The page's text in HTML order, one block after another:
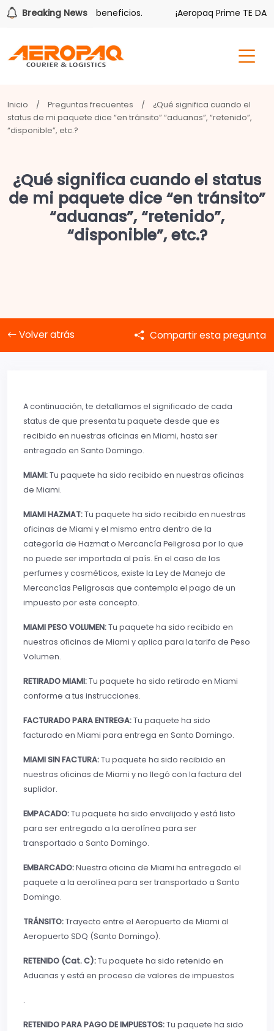
Breaking News
también tiene sus beneficios. ¡Aeropaq Prime TE DA
Inicio / Preguntas frecuentes /
¿Qué significa cuando el
status de mi paquete dice “en tránsito” “aduanas”, “retenido”,
“disponible”, etc.?
¿Qué significa cuando el status
de mi paquete dice “en tránsito”
“aduanas”, “retenido”,
“disponible”, etc.?
Volver atrás Compartir esta pregunta
A continuación, te detallamos el significado de cada
status de que presenta tu paquete desde que es
recibido en nuestras oficinas en Miami, hasta ser
entregado en Santo Domingo.
MIAMI:Tu paquete ha sido recibido en nuestras oficinas
de Miami.
MIAMI HAZMAT:Tu paquete ha sido recibido en nuestras
oficinas de Miami y el mismo entra dentro de la
categoría de Hazmat o Mercancía Peligrosa por lo que
no puede ser importada al país. En el caso de los
perfumes y cosméticos, existe la Ley de Manejo de
Mercancías Peligrosas que contempla el pago de un
impuesto por este concepto.
MIAMI PESO VOLUMEN:Tu paquete ha sido recibido en
nuestras oficinas de Miami y aplica para la tarifa de Peso
Volumen.
RETIRADO MIAMI:Tu paquete ha sido retirado en Miami
conforme a tus instrucciones.
FACTURADO PARA ENTREGA:Tu paquete ha sido
facturado en Miami para entrega en Santo Domingo.
MIAMI SIN FACTURA:Tu paquete ha sido recibido en
nuestras oficinas de Miami y no llegó con la factura del
suplidor.
EMPACADO:Tu paquete ha sido envalijado y está listo
para ser entregado a la aerolínea para ser
transportado a Santo Domingo.
EMBARCADO:Nuestra oficina de Miami ha entregado el
paquete a la aerolínea para ser transportado a Santo
Domingo.
TRÁNSITO:Trayecto entre el Aeropuerto de Miami al
Aeropuerto SDQ (Santo Domingo).
RETENIDO (Cat. C):Tu paquete ha sido retenido en
Aduanas y está en proceso de valores de impuestos
.
RETENIDO PARA PAGO DE IMPUESTOS:Tu paquete ha sido